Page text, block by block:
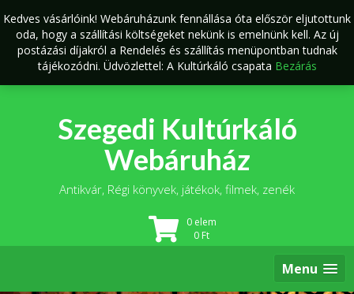
to
content
Szegedi Kultúrkáló
Webáruház
Antikvár, Régi könyvek, játékok, filmek, zenék
0 elem
0 Ft
Menu
Kedves vásárlóink! Webáruházunk fennállása óta először eljutottunk
oda, hogy a szállítási költségeket nekünk is emelnünk kell. Az új
postázási díjakról a Rendelés és szállítás menüpontban tudnak
tájékozódni. Üdvözlettel: A Kultúrkáló csapata Bezárás